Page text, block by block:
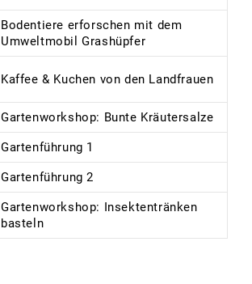
Bodentiere erforschen mit dem
Umweltmobil Grashüpfer
Kaffee & Kuchen von den Landfrauen
Gartenworkshop: Bunte Kräutersalze
Gartenführung 1
Gartenführung 2
Gartenworkshop: Insektentränken
basteln